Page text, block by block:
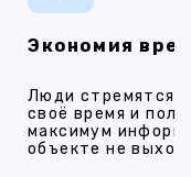
Экономия
Люди стремятся
своё время и
максимум
объекте не